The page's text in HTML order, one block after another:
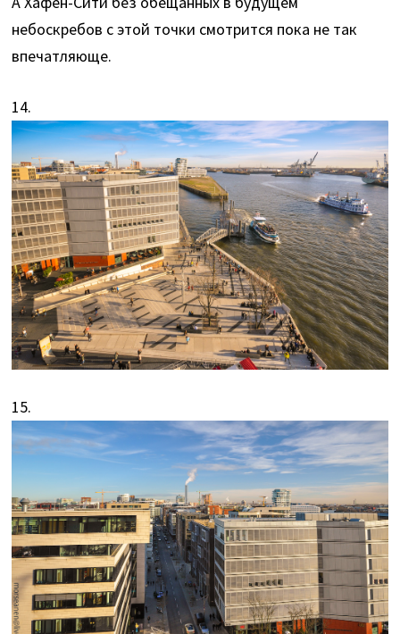
небоскребов с этой точки смотрится пока не так
впечатляюще.
14.
15.